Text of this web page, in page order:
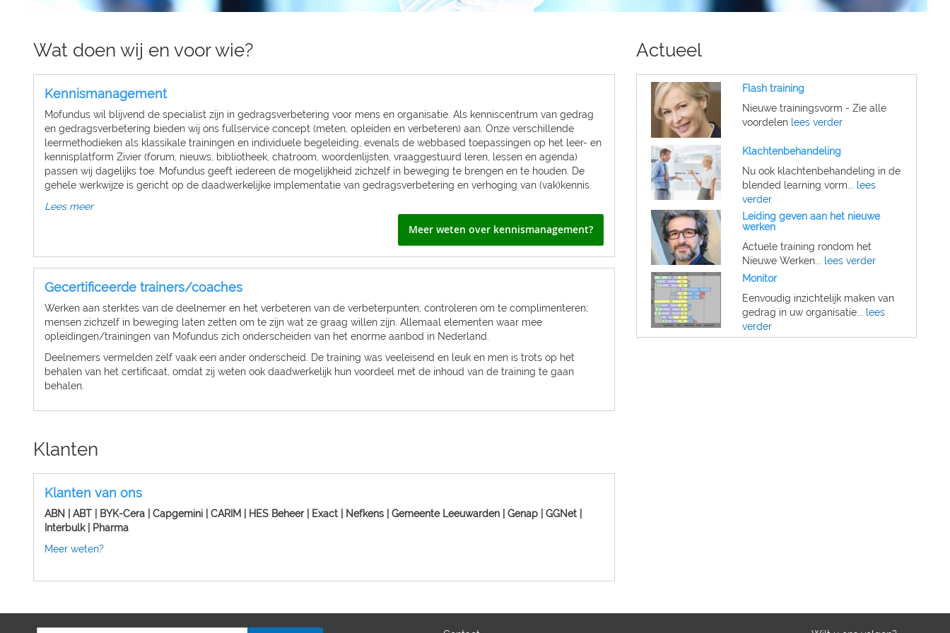
Wat doen wij en voor wie?
Kennismanagement
Mofundus wil blijvend de specialist zijn in gedragsverbetering voor mens en organisatie. Als kenniscentrum van gedrag
en gedragsverbetering bieden wij ons fullservice concept (meten, opleiden en verbeteren) aan. Onze verschillende
leermethodieken als klassikale trainingen en individuele begeleiding, evenals de webbased toepassingen op het leer- en
kennisplatform Zivier (forum, nieuws, bibliotheek, chatroom, woordenlijsten, vraaggestuurd leren, lessen en agenda)
passen wij dagelijks toe. Mofundus geeft iedereen de mogelijkheid zichzelf in beweging te brengen en te houden. De
gehele werkwijze is gericht op de daadwerkelijke implementatie van gedragsverbetering en verhoging van (vak)kennis.
Lees meer
Meer weten over kennismanagement?
Gecertificeerde trainers/coaches
Werken aan sterktes van de deelnemer en het verbeteren van de verbeterpunten; controleren om te complimenteren;
mensen zichzelf in beweging laten zetten om te zijn wat ze graag willen zijn. Allemaal elementen waar mee
opleidingen/trainingen van Mofundus zich onderscheiden van het enorme aanbod in Nederland.
Deelnemers vermelden zelf vaak een ander onderscheid. De training was veeleisend en leuk en men is trots op het
behalen van het certificaat, omdat zij weten ook daadwerkelijk hun voordeel met de inhoud van de training te gaan
behalen.
Actueel
Flash training
Nieuwe trainingsvorm - Zie alle
voordelen lees verder
Klachtenbehandeling
Nu ook klachtenbehandeling in de
blended learning vorm...
lees
verder
Leiding geven aan het nieuwe
werken
Actuele training rondom het
Nieuwe Werken...
lees verder
Monitor
Eenvoudig inzichtelijk maken van
gedrag in uw organisatie... lees
verder
Klanten
Klanten van ons
ABN | ABT | BYK-Cera | Capgemini | CARIM | HES Beheer | Exact | Nefkens | Gemeente Leeuwarden | Genap | GGNet |
Interbulk | Pharma
Meer weten?